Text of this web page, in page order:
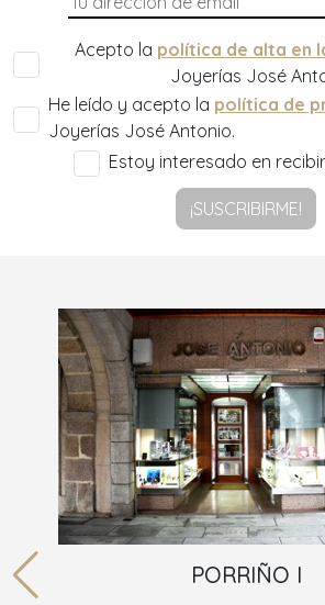
Acepto la política de alta en
Joyerías José
He leído y acepto la política de
Joyerías José Antonio.
Estoy interesado en
¡SUSCRIBIRME!
PORRIÑO I